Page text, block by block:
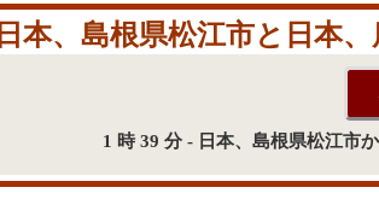
日本、島根県松江市と日本
1 時 39 分 - 日本、島根県松江市